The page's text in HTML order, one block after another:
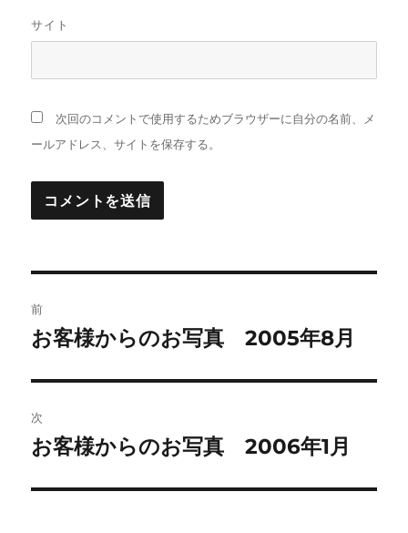
サイト
次回のコメントで使用するためブラウザーに自分の名前、メ
ールアドレス、サイトを保存する。
稿
ビ
ゲ
ー
前
前
投
稿:
お客様からのお写真 2005年8月
次
次
投
お客様からのお写真 2006年1月